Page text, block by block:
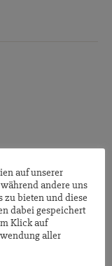
auf unserer
andere uns
zu bieten und diese
dabei gespeichert
Klick auf
aller